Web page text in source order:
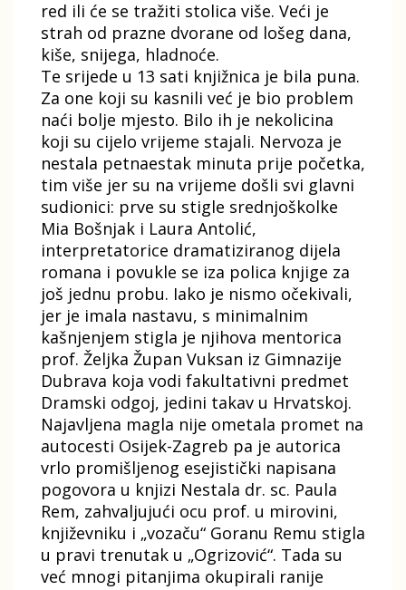
red ili će se tražiti stolica više. Veći je
strah od prazne dvorane od lošeg dana,
kiše, snijega, hladnoće.
Te srijede u 13 sati knjižnica je bila puna.
Za one koji su kasnili već je bio problem
naći bolje mjesto. Bilo ih je nekolicina
koji su cijelo vrijeme stajali. Nervoza je
nestala petnaestak minuta prije početka,
tim više jer su na vrijeme došli svi glavni
sudionici: prve su stigle srednjoškolke
Mia Bošnjak i Laura Antolić,
interpretatorice dramatiziranog dijela
romana i povukle se iza polica knjige za
još jednu probu. Iako je nismo očekivali,
jer je imala nastavu, s minimalnim
kašnjenjem stigla je njihova mentorica
prof. Željka Župan Vuksan iz Gimnazije
Dubrava koja vodi fakultativni predmet
Dramski odgoj, jedini takav u Hrvatskoj.
Najavljena magla nije ometala promet na
autocesti Osijek-Zagreb pa je autorica
vrlo promišljenog esejistički napisana
pogovora u knjizi Nestala dr. sc. Paula
Rem, zahvaljujući ocu prof. u mirovini,
književniku i „vozaču“ Goranu Remu stigla
u pravi trenutak u „Ogrizović“. Tada su
već mnogi pitanjima okupirali ranije